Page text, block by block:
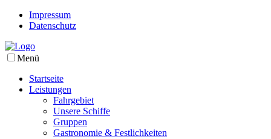
Impressum
Datenschutz
Menü
Startseite
Leistungen
Fahrgebiet
Unsere Schiffe
Gruppen
Gastronomie & Festlichkeiten